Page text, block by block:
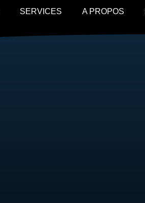
SERVICES A PROPOS